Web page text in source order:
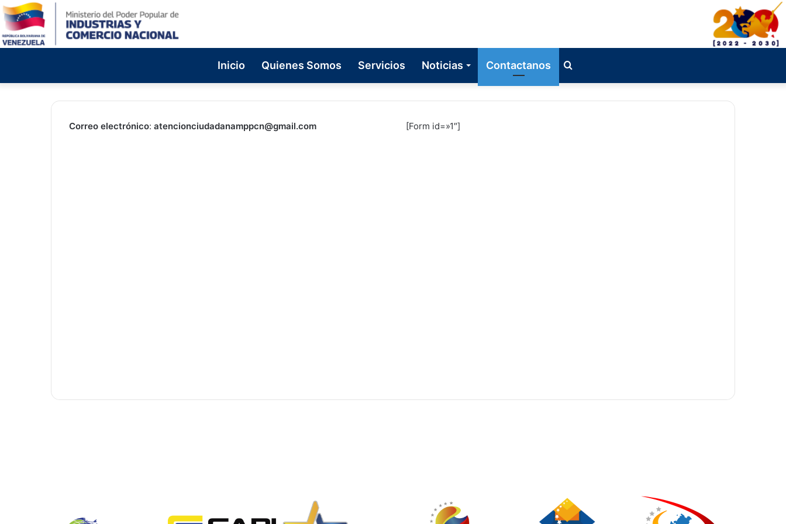
Inicio Quienes Somos Servicios Noticias Contactanos
de
Correo electrónico: atencionciudadanamppcn@gmail.com [Form id=»1″]